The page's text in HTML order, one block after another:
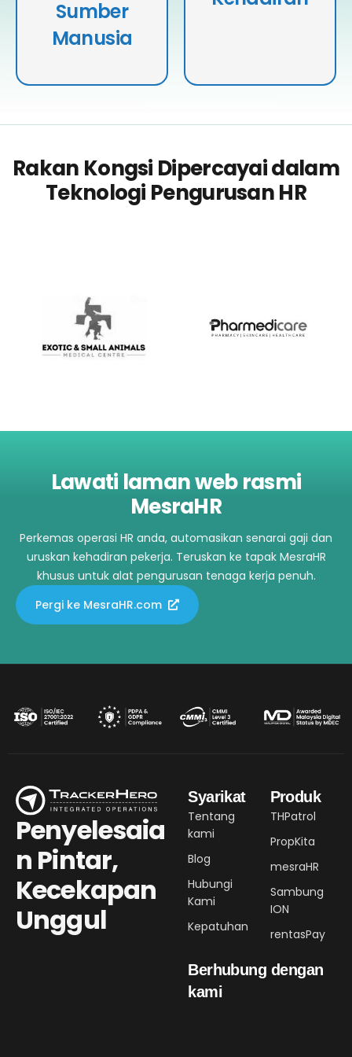
Sumber
Manusia
Halaman.
Rakan Kongsi Dipercayai dalam
Teknologi Pengurusan HR
Lawati laman web rasmi
MesraHR
Perkemas operasi HR anda, automasikan senarai gaji dan
uruskan kehadiran pekerja. Teruskan ke tapak MesraHR
khusus untuk alat pengurusan tenaga kerja penuh.
Pergi ke MesraHR.com
Penyelesaia
n Pintar,
Kecekapan
Unggul
Syarikat
Tentang
kami
Blog
Hubungi
Kami
Kepatuhan
Produk
THPatrol
PropKita
mesraHR
Sambung
ION
rentasPay
Berhubung dengan
kami